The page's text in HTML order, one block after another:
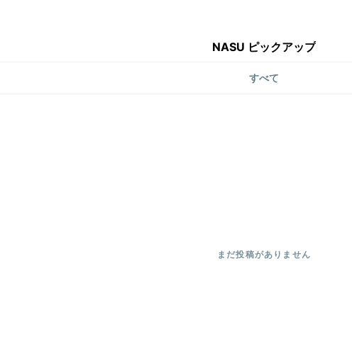
NASU ピックアップ
すべて
まだ投稿がありません